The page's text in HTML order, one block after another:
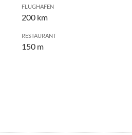
FLUGHAFEN
200 km
RESTAURANT
150 m